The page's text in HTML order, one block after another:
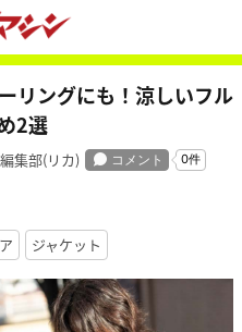
リングにも！涼しいフル
2選
集部(リカ)
ジャケット